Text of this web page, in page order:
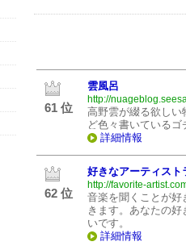
61 位
雲風呂
http://
高野雲が綴る欲しい
ど色々書いている
詳細情報
62 位
好きなアーティスト
http://favorite-
音楽を聞くことが好
きます。あなたの
いです。
詳細情報